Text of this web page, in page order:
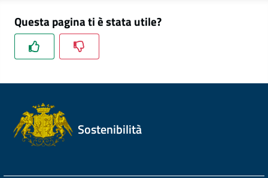
Questa pagina ti è stata utile?
Sostenibilità